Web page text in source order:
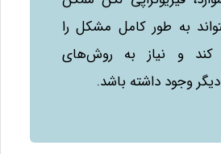
به طور کامل مشکل را
کند و نیاز به روش‌های
وجود داشته باشد.